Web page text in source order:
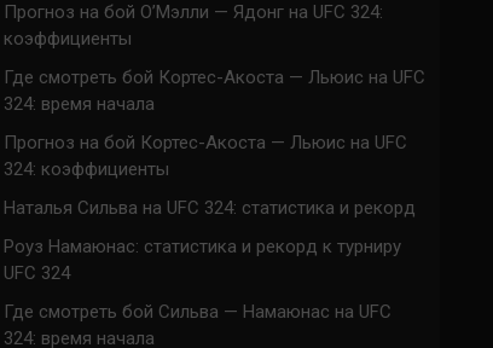
Прогноз на бой О’Мэлли — Ядонг на UFC 324:
коэффициенты
Где смотреть бой Кортес-Акоста — Льюис на UFC
324: время начала
Прогноз на бой Кортес-Акоста — Льюис на UFC
324: коэффициенты
Наталья Сильва на UFC 324: статистика и рекорд
Роуз Намаюнас: статистика и рекорд к турниру
UFC 324
Где смотреть бой Сильва — Намаюнас на UFC
324: время начала